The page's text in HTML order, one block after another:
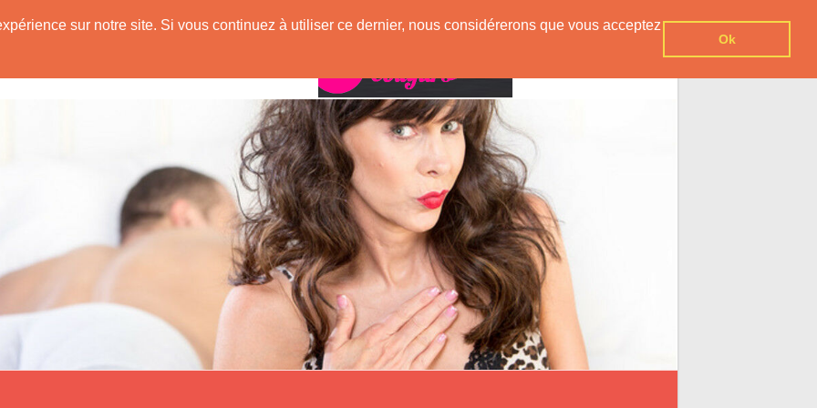
sur notre site. Si vous continuez à utiliser ce dernier, nous considérerons que vous acceptez
Ok
!